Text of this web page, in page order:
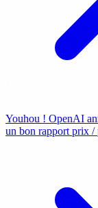
Youhou ! OpenAI
un bon rapport prix /